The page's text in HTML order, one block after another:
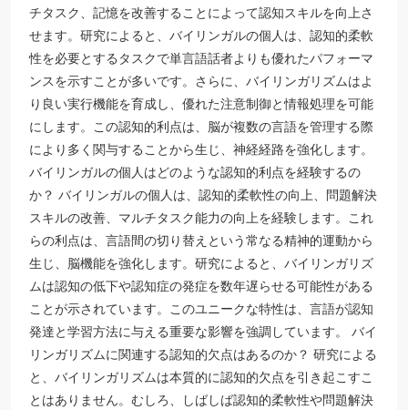
チタスク、記憶を改善することによって認知スキルを向上さ
せます。研究によると、バイリンガルの個人は、認知的柔軟
性を必要とするタスクで単言語話者よりも優れたパフォーマ
ンスを示すことが多いです。さらに、バイリンガリズムはよ
り良い実行機能を育成し、優れた注意制御と情報処理を可能
にします。この認知的利点は、脳が複数の言語を管理する際
により多く関与することから生じ、神経経路を強化します。
バイリンガルの個人はどのような認知的利点を経験するの
か？ バイリンガルの個人は、認知的柔軟性の向上、問題解決
スキルの改善、マルチタスク能力の向上を経験します。これ
らの利点は、言語間の切り替えという常なる精神的運動から
生じ、脳機能を強化します。研究によると、バイリンガリズ
ムは認知の低下や認知症の発症を数年遅らせる可能性がある
ことが示されています。このユニークな特性は、言語が認知
発達と学習方法に与える重要な影響を強調しています。 バイ
リンガリズムに関連する認知的欠点はあるのか？ 研究による
と、バイリンガリズムは本質的に認知的欠点を引き起こすこ
とはありません。むしろ、しばしば認知的柔軟性や問題解決